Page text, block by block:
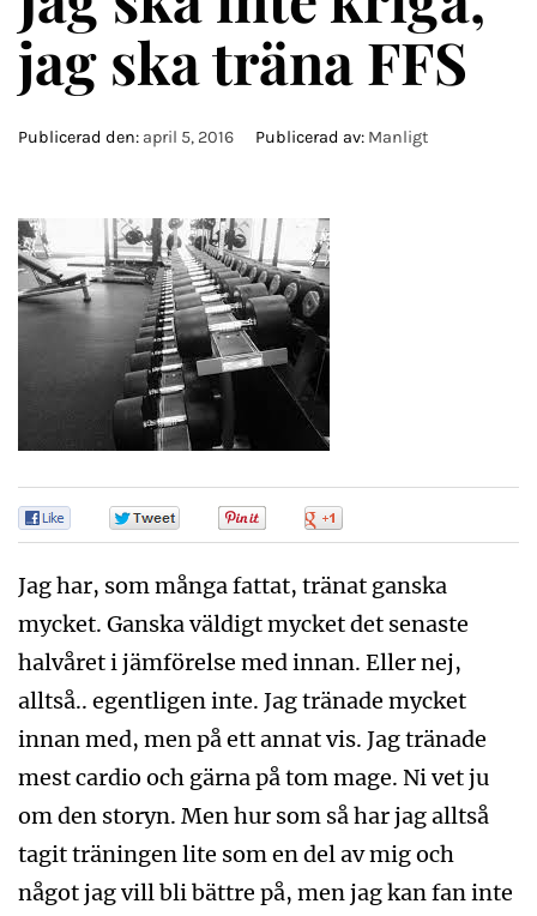
jag ska träna FFS
Publicerad den: april 5, 2016 Publicerad av: Manligt
Jag har, som många fattat, tränat ganska
mycket. Ganska väldigt mycket det senaste
halvåret i jämförelse med innan. Eller nej,
alltså.. egentligen inte. Jag tränade mycket
innan med, men på ett annat vis. Jag tränade
mest cardio och gärna på tom mage. Ni vet ju
om den storyn. Men hur som så har jag alltså
tagit träningen lite som en del av mig och
något jag vill bli bättre på, men jag kan fan inte